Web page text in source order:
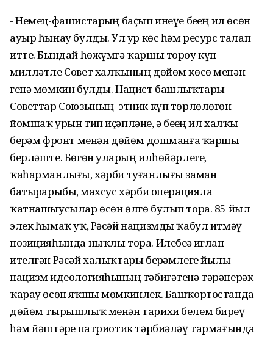
- Немец-фашистарҙың баҫып инеүе беҙҙең ил өсөн
ауыр һынау булды. Ул ҙур көс һәм ресурс талап
итте. Бындай һөжүмгә ҡаршы тороу күп
милләтле Совет халҡының дөйөм көсө менән
генә мөмкин булды. Нацист башлыҡтары
Советтар Союзының этник күп төрлөлөгөн
йомшаҡ урын тип иҫәпләне, ә беҙҙең ил халҡы
берҙәм фронт менән дөйөм дошманға ҡаршы
берләште. Бөгөн уларҙың илһөйәрлеге,
ҡаһарманлығы, хәрби туғанлығы заман
батырҙарыбыҙ, махсус хәрби операцияла
ҡатнашыусылар өсөн өлгө булып тора. 85 йыл
элек һымаҡ уҡ, Рәсәй нацизмды ҡабул итмәү
позицияһында ныҡлы тора. Илебеҙҙә иғлан
ителгән Рәсәй халыҡтары берҙәмлеге йылы –
нацизм идеологияһының тәбиғәтенә тәрәнерәк
ҡарау өсөн яҡшы мөмкинлек. Башҡортостанда
дөйөм тырышлыҡ менән тарихи белем биреү
һәм йәштәрҙе патриотик тәрбиәләү тармағында